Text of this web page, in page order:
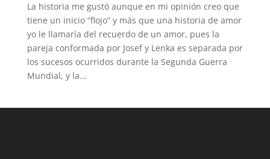
La historia me gustó aunque en mi opinión creo que
tiene un inicio “flojo” y más que una historia de amor
yo le llamaría del recuerdo de un amor, pues la
pareja conformada por Josef y Lenka es separada por
los sucesos ocurridos durante la Segunda Guerra
Mundial, y la...